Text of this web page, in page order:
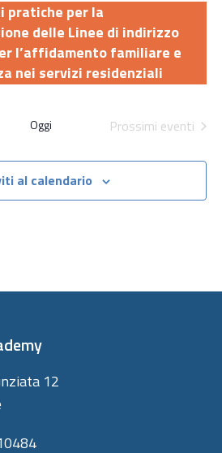
pratiche per la
delle Linee di indirizzo
l’affidamento familiare e
nei servizi residenziali
Oggi Prossimi eventi
al calendario
12